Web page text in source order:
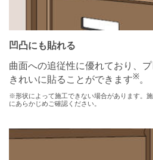
凹凸にも貼れる
曲面への追従性に優れており、
きれいに貼ることができます※。
※形状によって施工できない場合があります。
にあらかじめご確認ください。